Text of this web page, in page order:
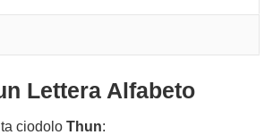
Lettera Alfabeto
ciodolo Thun: